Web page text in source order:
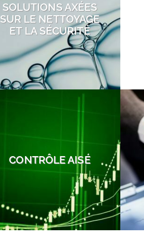
SOLUTIONS AXÉES
SUR LE NETTOYAGE
ET LA SÉCURITÉ
CONTRÔLE AISÉ